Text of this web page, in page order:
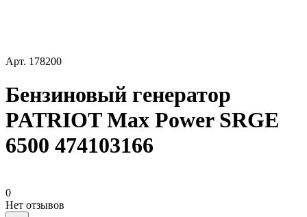
Арт. 178200
Бензиновый генератор
PATRIOT Max Power SRGE
6500 474103166
0
Нет отзывов